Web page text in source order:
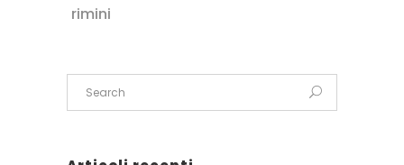
rimini